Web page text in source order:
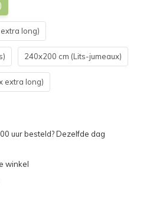
long)
240x200 cm (Lits-jumeaux)
extra long)
uur besteld? Dezelfde dag
winkel